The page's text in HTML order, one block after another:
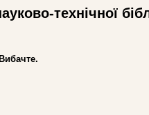
технічної